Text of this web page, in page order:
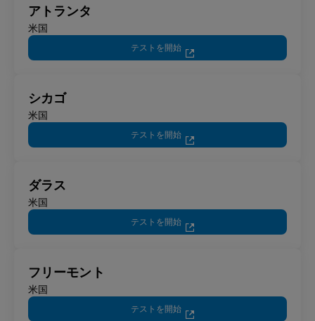
アトランタ
米国
テストを開始
シカゴ
米国
テストを開始
ダラス
米国
テストを開始
フリーモント
米国
テストを開始